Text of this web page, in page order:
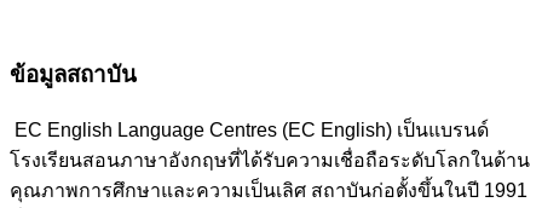
ข้อมูลสถาบัน
EC English Language Centres (EC English) เป็นแบรนด์
โรงเรียนสอนภาษาอังกฤษที่ได้รับความเชื่อถือระดับโลกในด้าน
คุณภาพการศึกษาและความเป็นเลิศ สถาบันก่อตั้งขึ้นในปี 1991